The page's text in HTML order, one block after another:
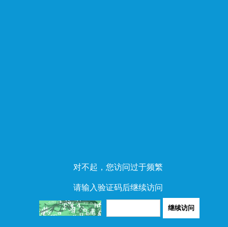
对不起，您访问过于频繁
请输入验证码后继续访问
继续访问